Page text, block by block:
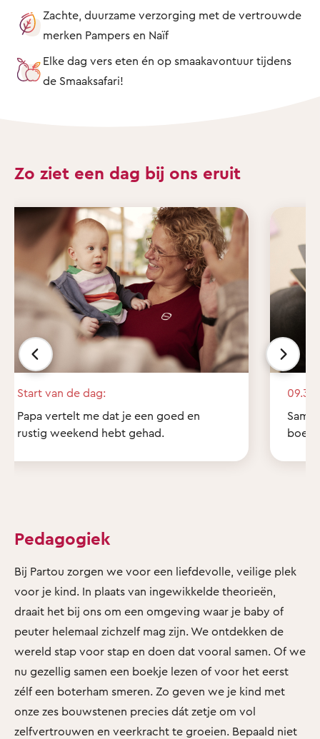
Zachte, duurzame verzorging met de vertrouwde
merken Pampers en Naïf
Elke dag vers eten én op smaakavontuur tijdens
de Smaaksafari!
Zo ziet een dag bij ons eruit
Start van de dag:
Papa vertelt me dat je een goed en
rustig weekend hebt gehad.
09.30
Pedagogiek
Bij Partou zorgen we voor een liefdevolle, veilige plek
voor je kind. In plaats van ingewikkelde theorieën,
draait het bij ons om een omgeving waar je baby of
peuter helemaal zichzelf mag zijn. We ontdekken de
wereld stap voor stap en doen dat vooral samen. Of we
nu gezellig samen een boekje lezen of voor het eerst
zélf een boterham smeren. Zo geven we je kind met
onze zes bouwstenen precies dát zetje om vol
zelfvertrouwen en veerkracht te groeien. Bepaald niet